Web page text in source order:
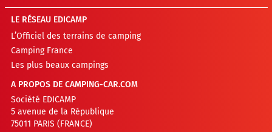
LE RÉSEAU EDICAMP
L’Officiel des terrains de camping
Camping France
Les plus beaux campings
A PROPOS DE CAMPING-CAR.COM
Société EDICAMP
5 avenue de la République
75011 PARIS (FRANCE)